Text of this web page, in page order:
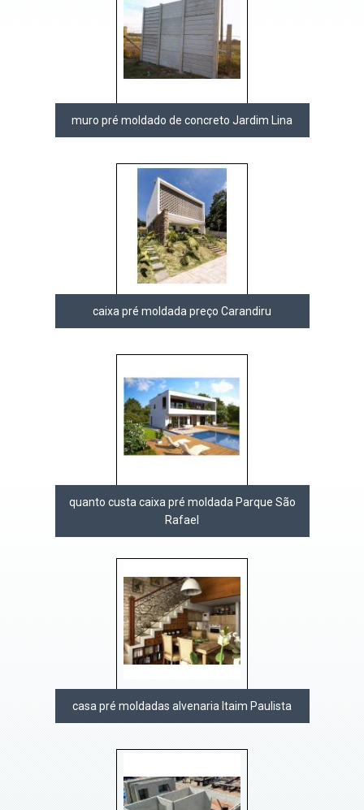
muro pré moldado de concreto Jardim Lina
caixa pré moldada preço Carandiru
quanto custa caixa pré moldada Parque São
Rafael
casa pré moldadas alvenaria Itaim Paulista